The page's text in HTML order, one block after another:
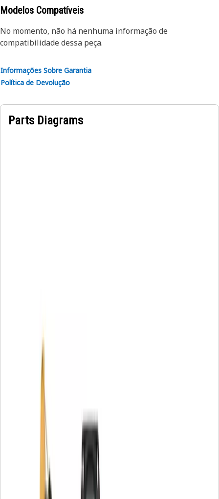
Modelos Compatíveis
No momento, não há nenhuma informação de
compatibilidade dessa peça.
Informações Sobre Garantia
Política de Devolução
Parts Diagrams